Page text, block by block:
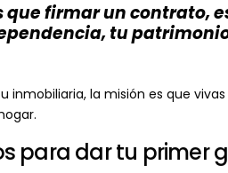
que firmar un contrato,
tu
inmobiliaria, la misión es que
para dar tu primer